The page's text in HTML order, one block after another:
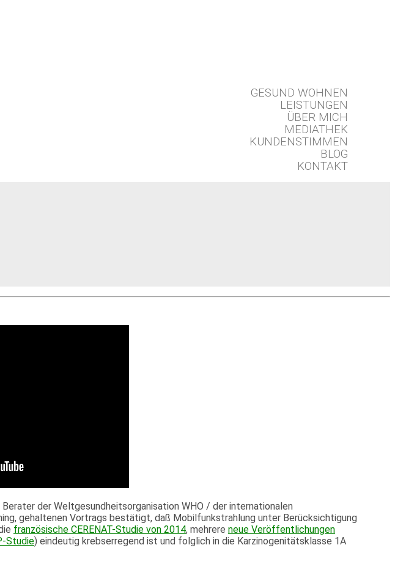
GESUND WOHNEN
LEISTUNGEN
ÜBER MICH
MEDIATHEK
KUNDENSTIMMEN
BLOG
KONTAKT
der Weltgesundheitsorganisation WHO / der internationalen
gehaltenen Vortrags bestätigt, daß Mobilfunkstrahlung unter Berücksichtigung
französische CERENAT-Studie von 2014, mehrere neue Veröffentlichungen
Studie) eindeutig krebserregend ist und folglich in die Karzinogenitätsklasse 1A